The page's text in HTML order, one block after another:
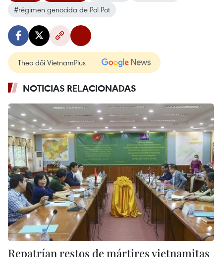
#régimen genocida de Pol Pot
Theo dõi VietnamPlus
NOTICIAS RELACIONADAS
Repatrían restos de mártires vietnamitas